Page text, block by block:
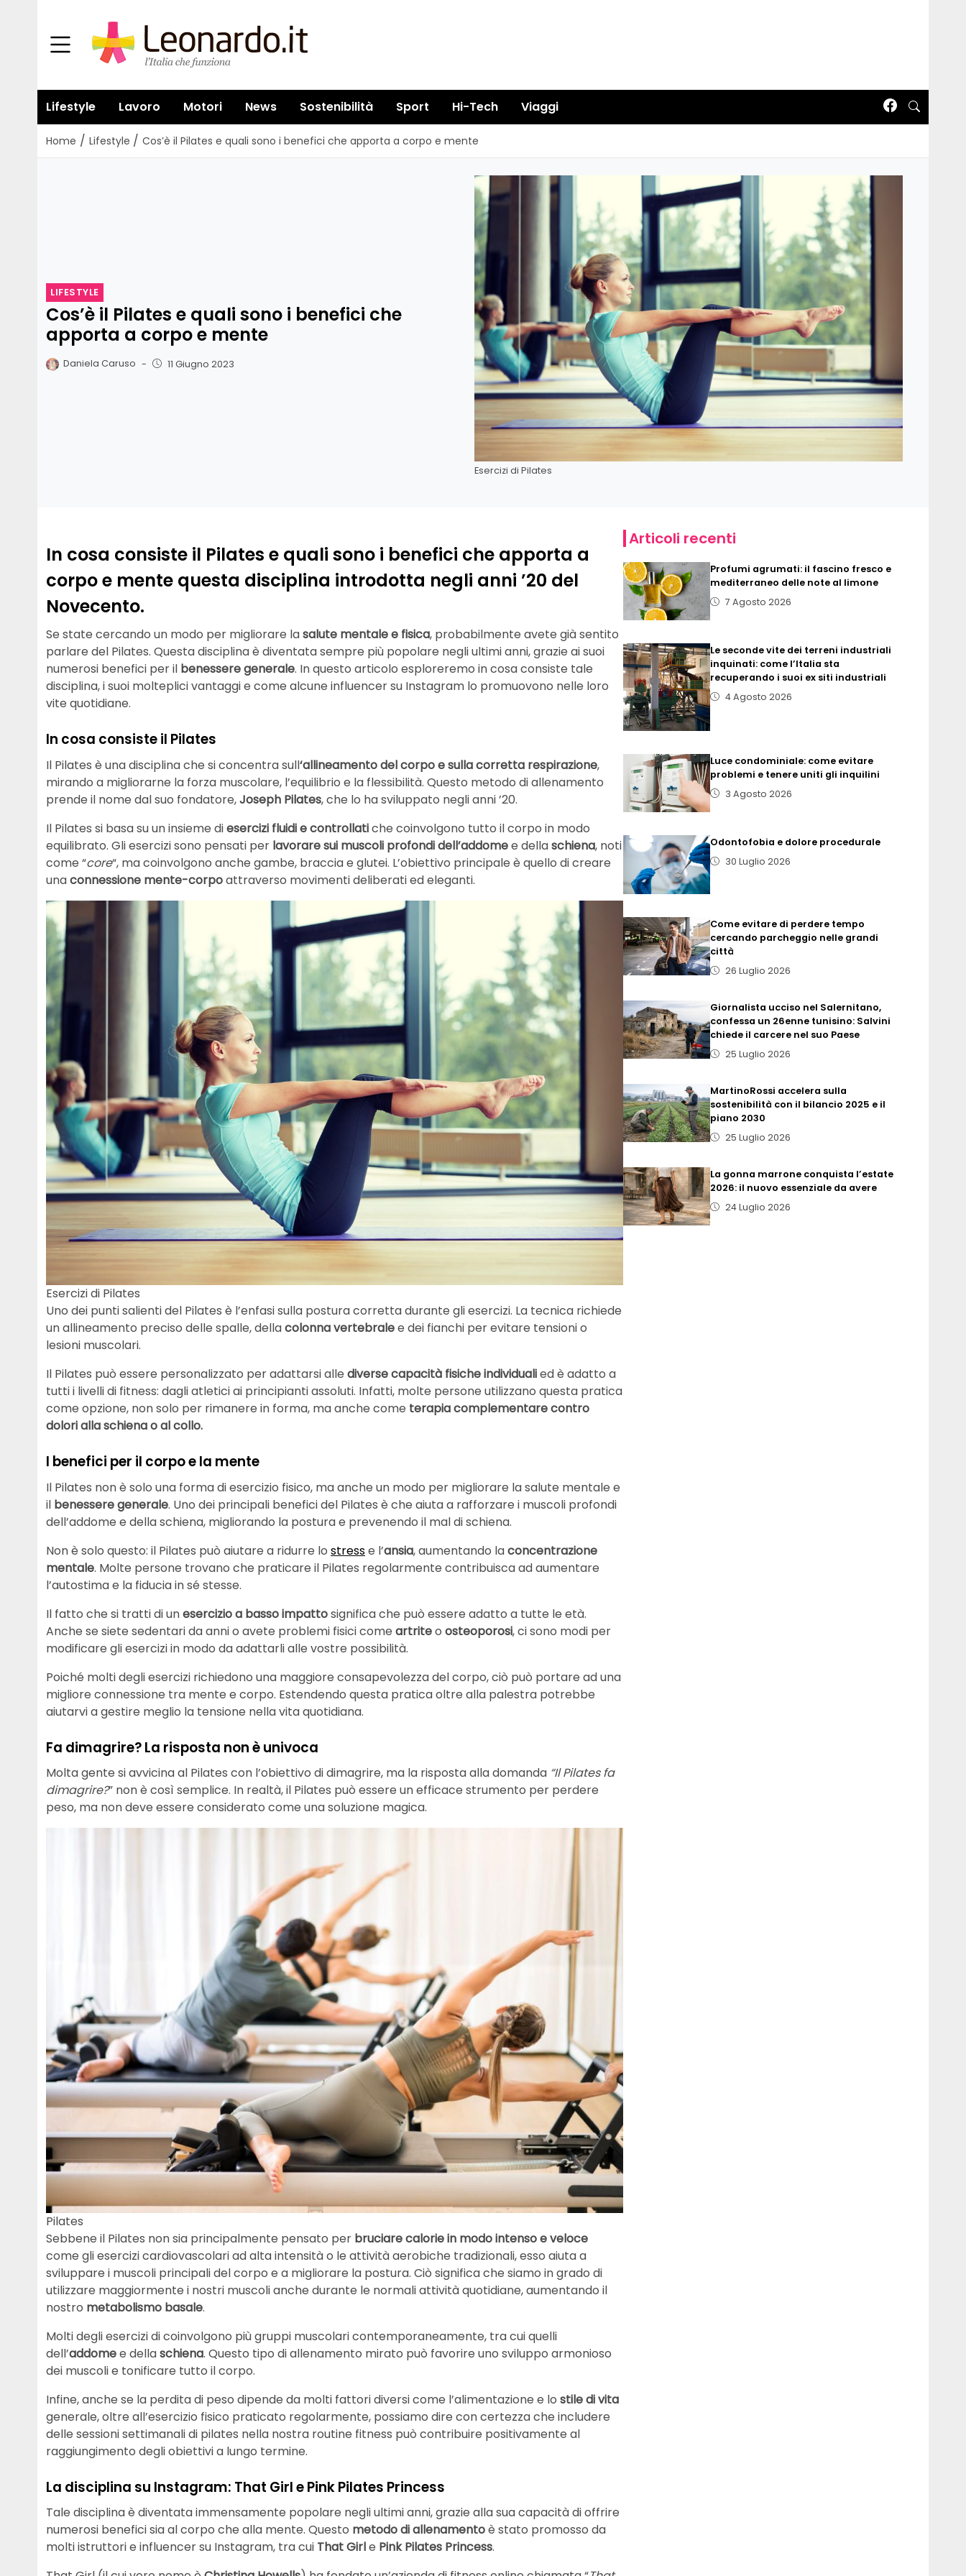
Lifestyle Lavoro Motori News Sostenibilità Sport Hi-Tech Viaggi
Home / Lifestyle / Cos’è il Pilates e quali sono i benefici che apporta a corpo e mente
LIFESTYLE
Cos’è il Pilates e quali sono i benefici che
apporta a corpo e mente
Daniela Caruso - 11 Giugno 2023
Esercizi di Pilates
In cosa consiste il Pilates e quali sono i benefici che apporta a
corpo e mente questa disciplina introdotta negli anni ’20 del
Novecento.
Se state cercando un modo per migliorare lasalute mentale e fisica, probabilmente avete già sentito
parlare del Pilates. Questa disciplina è diventata sempre più popolare negli ultimi anni, grazie ai suoi
numerosi benefici per il benessere generale. In questo articolo esploreremo in cosa consiste tale
disciplina, i suoi molteplici vantaggi e come alcune influencer su Instagram lo promuovono nelle loro
vite quotidiane.
In cosa consiste il Pilates
Il Pilates è una disciplina che si concentra sull‘allineamento del corpo e sulla corretta respirazione,
mirando a migliorarne la forza muscolare, l’equilibrio e la flessibilità. Questo metodo di allenamento
prende il nome dal suo fondatore,Joseph Pilates, che lo ha sviluppato negli anni ’20.
Il Pilates si basa su un insieme diesercizi fluidi e controllatiche coinvolgono tutto il corpo in modo
equilibrato. Gli esercizi sono pensati per lavorare sui muscoli profondi dell’addomee dellaschiena, noti
come “core“, ma coinvolgono anche gambe, braccia e glutei. L’obiettivo principale è quello di creare
unaconnessione mente-corpoattraverso movimenti deliberati ed eleganti.
Esercizi di Pilates
Uno dei punti salienti del Pilates è l’enfasi sulla postura corretta durante gli esercizi. La tecnica richiede
un allineamento preciso delle spalle, dellacolonna vertebralee dei fianchi per evitare tensioni o
lesioni muscolari.
Il Pilates può essere personalizzato per adattarsi alle diverse capacità fisiche individualied è adatto a
tutti i livelli di fitness: dagli atletici ai principianti assoluti. Infatti, molte persone utilizzano questa pratica
come opzione, non solo per rimanere in forma, ma anche come terapia complementare contro
dolori alla schiena o al collo.
I benefici per il corpo e la mente
Il Pilates non è solo una forma di esercizio fisico, ma anche un modo per migliorare la salute mentale e
il benessere generale. Uno dei principali benefici del Pilates è che aiuta a rafforzare i muscoli profondi
dell’addome e della schiena, migliorando la postura e prevenendo il mal di schiena.
Non è solo questo: il Pilates può aiutare a ridurre lo stresse l’ansia, aumentando laconcentrazione
mentale. Molte persone trovano che praticare il Pilates regolarmente contribuisca ad aumentare
l’autostima e la fiducia in sé stesse.
Il fatto che si tratti di unesercizio a basso impattosignifica che può essere adatto a tutte le età.
Anche se siete sedentari da anni o avete problemi fisici come artriteo osteoporosi, ci sono modi per
modificare gli esercizi in modo da adattarli alle vostre possibilità.
Poiché molti degli esercizi richiedono una maggiore consapevolezza del corpo, ciò può portare ad una
migliore connessione tra mente e corpo. Estendendo questa pratica oltre alla palestra potrebbe
aiutarvi a gestire meglio la tensione nella vita quotidiana.
Fa dimagrire? La risposta non è univoca
Molta gente si avvicina al Pilates con l’obiettivo di dimagrire, ma la risposta alla domanda “Il Pilates fa
dimagrire?” non è così semplice. In realtà, il Pilates può essere un efficace strumento per perdere
peso, ma non deve essere considerato come una soluzione magica.
Pilates
Sebbene il Pilates non sia principalmente pensato per bruciare calorie in modo intenso e veloce
come gli esercizi cardiovascolari ad alta intensità o le attività aerobiche tradizionali, esso aiuta a
sviluppare i muscoli principali del corpo e a migliorare la postura. Ciò significa che siamo in grado di
utilizzare maggiormente i nostri muscoli anche durante le normali attività quotidiane, aumentando il
nostro metabolismo basale.
Molti degli esercizi di coinvolgono più gruppi muscolari contemporaneamente, tra cui quelli
dell’addomee dellaschiena. Questo tipo di allenamento mirato può favorire uno sviluppo armonioso
dei muscoli e tonificare tutto il corpo.
Infine, anche se la perdita di peso dipende da molti fattori diversi come l’alimentazione e lo stile di vita
generale, oltre all’esercizio fisico praticato regolarmente, possiamo dire con certezza che includere
delle sessioni settimanali di pilates nella nostra routine fitness può contribuire positivamente al
raggiungimento degli obiettivi a lungo termine.
La disciplina su Instagram: That Girl e Pink Pilates Princess
Tale disciplina è diventata immensamente popolare negli ultimi anni, grazie alla sua capacità di offrire
numerosi benefici sia al corpo che alla mente. Questo metodo di allenamentoè stato promosso da
molti istruttori e influencer su Instagram, tra cui That Girle Pink Pilates Princess.
Articoli recenti
Profumi agrumati: il fascino fresco e
mediterraneo delle note al limone
7 Agosto 2026
Le seconde vite dei terreni industriali
inquinati: come l’Italia sta
recuperando i suoi ex siti industriali
4 Agosto 2026
Luce condominiale: come evitare
problemi e tenere uniti gli inquilini
3 Agosto 2026
Odontofobia e dolore procedurale
30 Luglio 2026
Come evitare di perdere tempo
cercando parcheggio nelle grandi
città
26 Luglio 2026
Giornalista ucciso nel Salernitano,
confessa un 26enne tunisino: Salvini
chiede il carcere nel suo Paese
25 Luglio 2026
MartinoRossi accelera sulla
sostenibilità con il bilancio 2025 e il
piano 2030
25 Luglio 2026
La gonna marrone conquista l’estate
2026: il nuovo essenziale da avere
24 Luglio 2026